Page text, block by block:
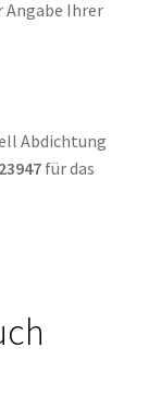
Ihrer
Abdichtung
für das